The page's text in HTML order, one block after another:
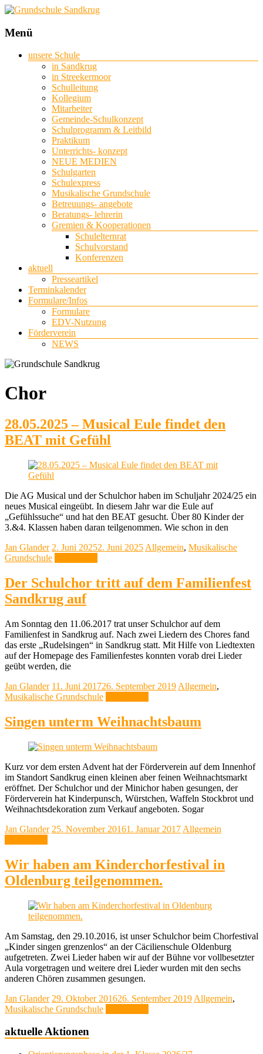
Grundschule
Streekermoor
Menü
unsere Schule
in Sandkrug
in Streekermoor
Schulleitung
Kollegium
Mitarbeiter
Gemeinde-Schulkonzept
Schulprogramm & Leitbild
Praktikum
Unterrichts- konzept
NEUE MEDIEN
Schulgarten
Schulexpress
Musikalische Grundschule
Betreuungs- angebote
Beratungs- lehrerin
Gremien & Kooperationen
Schulelternrat
Schulvorstand
Konferenzen
aktuell
Presseartikel
Terminkalender
Formulare/Infos
Formulare
EDV-Nutzung
Förderverein
NEWS
Chor
28.05.2025 – Musical Eule findet den
BEAT mit Gefühl
Die AG Musical und der Schulchor haben im Schuljahr 2024/25 ein
neues Musical eingeübt. In diesem Jahr war die Eule auf
„Gefühlssuche“ und hat den BEAT gesucht. Über 80 Kinder der
3.&4. Klassen haben daran teilgenommen. Wie schon in den
Jan Glander 2. Juni 20252. Juni 2025 Allgemein, Musikalische
Grundschule
Der Schulchor tritt auf dem Familienfest
Sandkrug auf
Am Sonntag den 11.06.2017 trat unser Schulchor auf dem
Familienfest in Sandkrug auf. Nach zwei Liedern des Chores fand
das erste „Rudelsingen“ in Sandkrug statt. Mit Hilfe von Liedtexten
auf der Homepage des Familienfestes konnten vorab drei Lieder
geübt werden, die
Jan Glander 11. Juni 201726. September 2019 Allgemein,
Musikalische Grundschule
Singen unterm Weihnachtsbaum
Kurz vor dem ersten Advent hat der Förderverein auf dem Innenhof
im Standort Sandkrug einen kleinen aber feinen Weihnachtsmarkt
eröffnet. Der Schulchor und der Minichor haben gesungen, der
Förderverein hat Kinderpunsch, Würstchen, Waffeln Stockbrot und
Weihnachtsdekoration zum Verkauf angeboten. Sogar
Jan Glander 25. November 20161. Januar 2017 Allgemein
Wir haben am Kinderchorfestival in
Oldenburg teilgenommen.
Am Samstag, den 29.10.2016, ist unser Schulchor beim Chorfestival
„Kinder singen grenzenlos“ an der Cäcilienschule Oldenburg
aufgetreten. Zwei Lieder haben wir auf der Bühne vor vollbesetzter
Aula vorgetragen und weitere drei Lieder wurden mit den sechs
anderen Chören zusammen gesungen.
Jan Glander 29. Oktober 201626. September 2019 Allgemein,
Musikalische Grundschule
aktuelle Aktionen